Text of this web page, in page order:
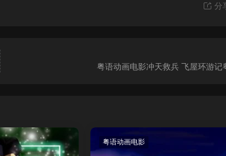
分
粤语动画电影冲天救兵 飞屋环游记
粤语动画电影